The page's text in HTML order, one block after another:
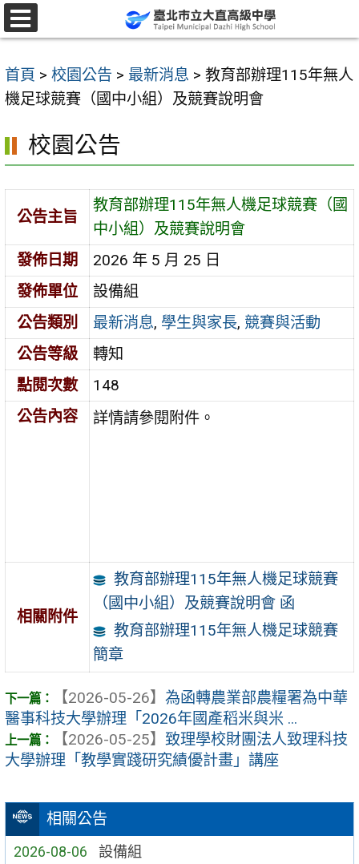
跳
至
要
內
區
首頁 > 校園公告 > 最新消息 > 教育部辦理115年無人
機足球競賽（國中小組）及競賽說明會
相關公告
2026-08-06 設備組
校園公告
公告主旨
教育部辦理115年無人機足球競賽（國
中小組）及競賽說明會
發佈日期
2026 年 5 月 25 日
發佈單位
設備組
公告類別
最新消息, 學生與家長, 競賽與活動
公告等級
轉知
點閱次數
148
公告內容
詳情請參閱附件。
相關附件
教育部辦理115年無人機足球競賽
（國中小組）及競賽說明會 函
教育部辦理115年無人機足球競賽
簡章
【2026-05-26】 為函轉農業部農糧署為中華
醫事科技大學辦理「2026年國產稻米與米 ...
【2026-05-25】 致理學校財團法人致理科技
大學辦理「教學實踐研究績優計畫」講座
選
單